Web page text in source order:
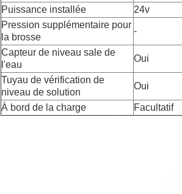
Puissance installée 24v
Pression supplémentaire pour
la brosse
-
Capteur de niveau sale de
l'eau
Oui
Tuyau de vérification de
niveau de solution
Oui
À bord de la charge Facultatif